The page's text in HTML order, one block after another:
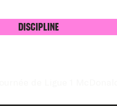
Discipline